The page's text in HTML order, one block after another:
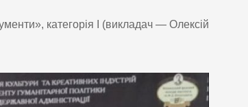
категорія І (викладач — Олексій